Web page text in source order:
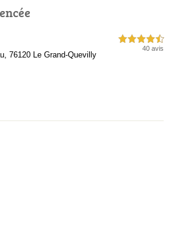
76120 Le Grand-Quevilly
4,5 étoiles sur 5
40 avis